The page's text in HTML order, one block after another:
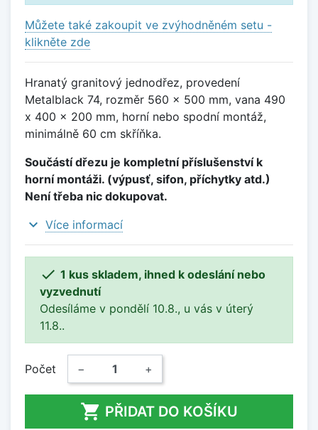
Můžete také zakoupit ve zvýhodněném setu -
klikněte zde
Hranatý granitový jednodřez, provedení
Metalblack 74, rozměr 560 x 500 mm, vana 490
x 400 x 200 mm, horní nebo spodní montáž,
minimálně 60 cm skříňka.
Součástí dřezu je kompletní příslušenství k
horní montáži. (výpusť, sifon, příchytky atd.)
Není třeba nic dokupovat.
expand_more Více informací
 1 kus skladem, ihned k odeslání nebo
vyzvednutí
Odesíláme v pondělí 10.8., u vás v úterý
11.8..
Počet − +
 PŘIDAT DO KOŠÍKU